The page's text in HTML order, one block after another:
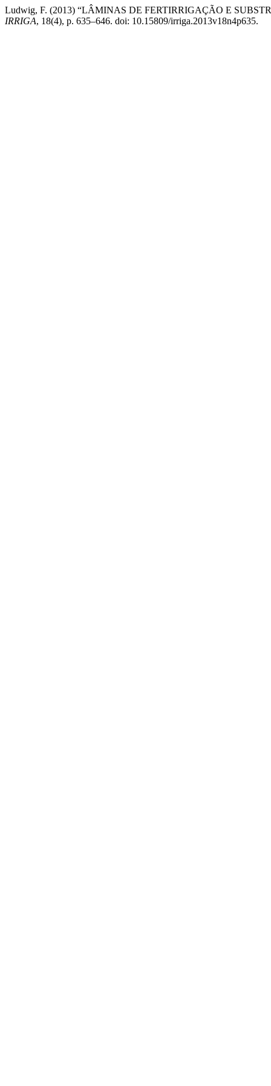
Ludwig, F. (2013) “LÂMINAS DE FERTIRRIGAÇÃO E
IRRIGA, 18(4), p. 635–646. doi: 10.15809/irriga.2013v18n4p635.